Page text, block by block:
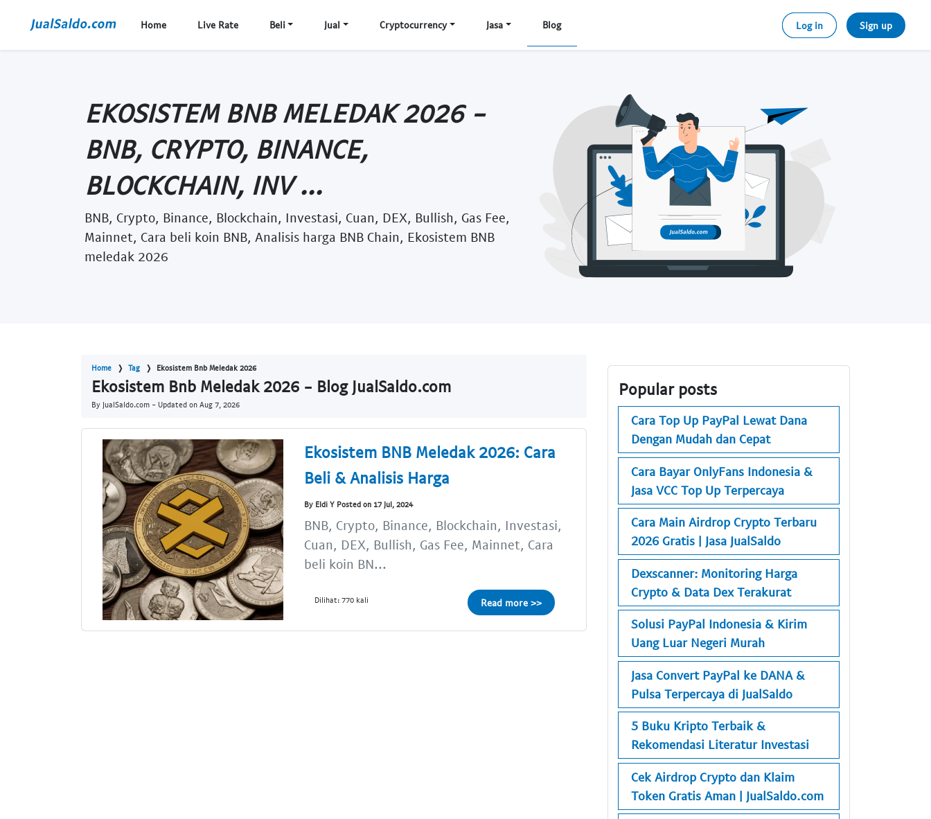
Home Live Rate Beli Jual Cryptocurrency Jasa Blog Log in Sign up
EKOSISTEM BNB MELEDAK 2026 -
BNB, CRYPTO, BINANCE,
BLOCKCHAIN, INV ...
BNB, Crypto, Binance, Blockchain, Investasi, Cuan, DEX, Bullish, Gas Fee,
Mainnet, Cara beli koin BNB, Analisis harga BNB Chain, Ekosistem BNB
meledak 2026
Home Tag Ekosistem Bnb Meledak 2026
Ekosistem Bnb Meledak 2026 - Blog JualSaldo.com
By JualSaldo.com - Updated on Aug 7, 2026
Ekosistem BNB Meledak 2026: Cara
Beli & Analisis Harga
By Eldi Y Posted on 17 Jul, 2024
BNB, Crypto, Binance, Blockchain, Investasi,
Cuan, DEX, Bullish, Gas Fee, Mainnet, Cara
beli koin BN...
Dilihat: 770 kali Read more >>
Popular posts
Cara Top Up PayPal Lewat Dana
Dengan Mudah dan Cepat
Cara Bayar OnlyFans Indonesia &
Jasa VCC Top Up Terpercaya
Cara Main Airdrop Crypto Terbaru
2026 Gratis | Jasa JualSaldo
Dexscanner: Monitoring Harga
Crypto & Data Dex Terakurat
Solusi PayPal Indonesia & Kirim
Uang Luar Negeri Murah
Jasa Convert PayPal ke DANA &
Pulsa Terpercaya di JualSaldo
5 Buku Kripto Terbaik &
Rekomendasi Literatur Investasi
Cek Airdrop Crypto dan Klaim
Token Gratis Aman | JualSaldo.com